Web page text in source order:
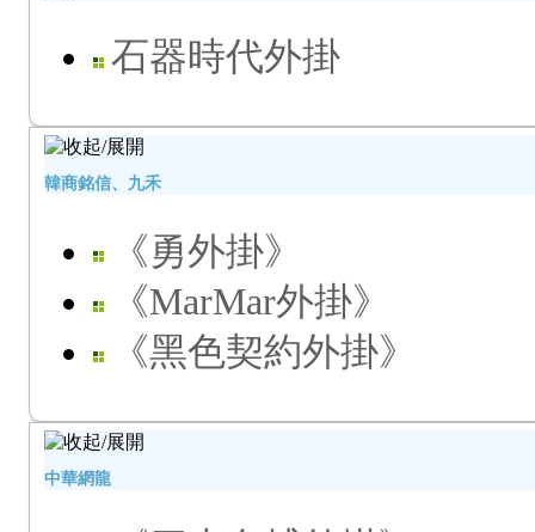
石器時代外掛
韓商銘信、九禾
《勇外掛》
《MarMar外掛》
《黑色契約外掛》
中華網龍